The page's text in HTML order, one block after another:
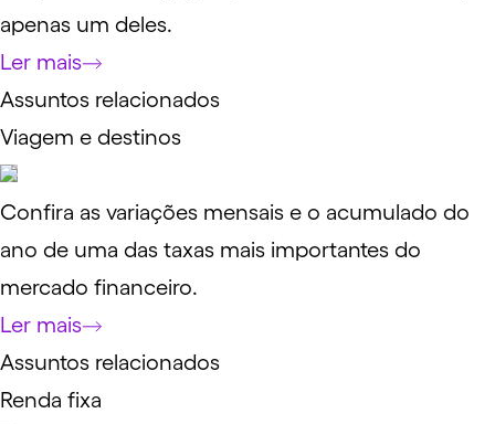
apenas um deles.
Ler mais
Assuntos relacionados
Viagem e destinos
Confira as variações mensais e o acumulado do
ano de uma das taxas mais importantes do
mercado financeiro.
Ler mais
Assuntos relacionados
Renda fixa